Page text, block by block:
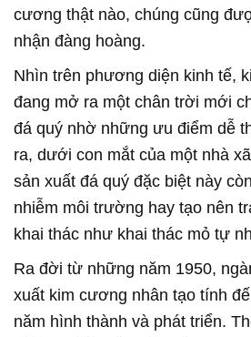
cương thật nào, chúng cũng
nhận đàng hoàng.
Nhìn trên phương diện kinh tế,
đang mở ra một chân trời mới
đá quý nhờ những ưu điểm dễ
ra, dưới con mắt của một nhà
sản xuất đá quý đặc biệt này
nhiễm môi trường hay tạo nên
khai thác như khai thác mỏ tự
Ra đời từ những năm 1950,
xuất kim cương nhân tạo tính
năm hình thành và phát triển.